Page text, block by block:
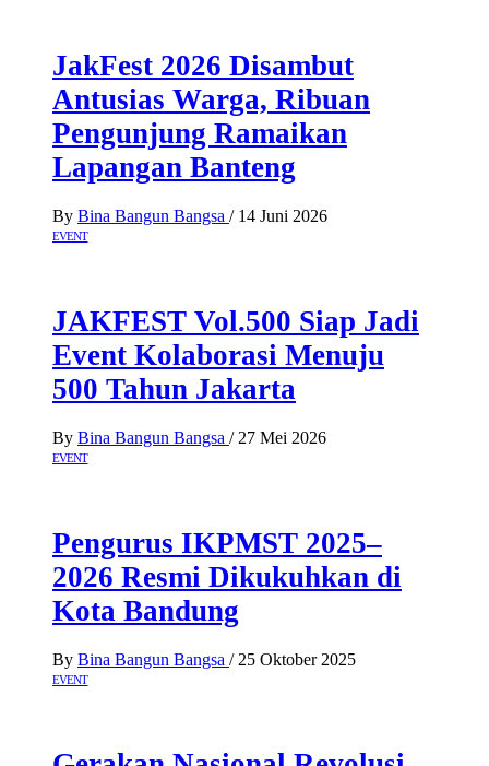
JakFest 2026 Disambut
Antusias Warga, Ribuan
Pengunjung Ramaikan
Lapangan Banteng
By Bina Bangun Bangsa / 14 Juni 2026
EVENT
JAKFEST Vol.500 Siap Jadi
Event Kolaborasi Menuju
500 Tahun Jakarta
By Bina Bangun Bangsa / 27 Mei 2026
EVENT
Pengurus IKPMST 2025–
2026 Resmi Dikukuhkan di
Kota Bandung
By Bina Bangun Bangsa / 25 Oktober 2025
EVENT